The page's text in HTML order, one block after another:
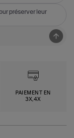
préserver leur
PAIEMENT EN
3X,4X